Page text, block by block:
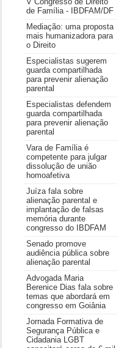
de Família - IBDFAM/DF
Mediação: uma proposta
mais humanizadora para
o Direito
Especialistas sugerem
guarda compartilhada
para prevenir alienação
parental
Especialistas defendem
guarda compartilhada
para prevenir alienação
parental
Vara de Família é
competente para julgar
dissolução de união
homoafetiva
Juíza fala sobre
alienação parental e
implantação de falsas
memória durante
congresso do IBDFAM
Senado promove
audiência pública sobre
alienação parental
Advogada Maria
Berenice Dias fala sobre
temas que abordará em
congresso em Goiânia
Jornada Formativa de
Segurança Pública e
Cidadania LGBT